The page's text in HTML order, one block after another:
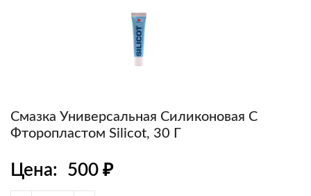
Смазка Универсальная Силиконовая С
Фторопластом Silicot, 30 Г
Цена: 500 ₽